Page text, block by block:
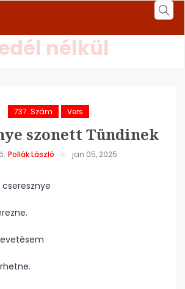
nélkül
737. Szám Vers
szonett Tündinek
Pollák László jan 05, 2025